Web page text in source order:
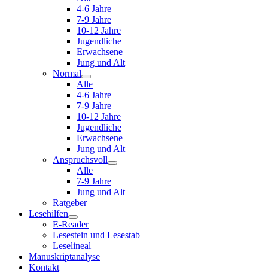
4-6 Jahre
7-9 Jahre
10-12 Jahre
Jugendliche
Erwachsene
Jung und Alt
Normal
Alle
4-6 Jahre
7-9 Jahre
10-12 Jahre
Jugendliche
Erwachsene
Jung und Alt
Anspruchsvoll
Alle
7-9 Jahre
Jung und Alt
Ratgeber
Lesehilfen
E-Reader
Lesestein und Lesestab
Leselineal
Manuskriptanalyse
Kontakt